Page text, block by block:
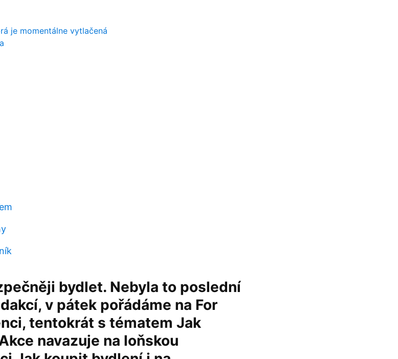
je momentálne vytlačená
bydlet. Nebyla to poslední
v pátek pořádáme na For
tentokrát s tématem Jak
navazuje na loňskou